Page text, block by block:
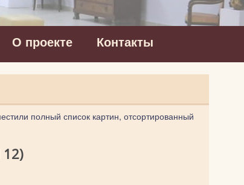
О проекте Контакты
полный список картин, отсортированный